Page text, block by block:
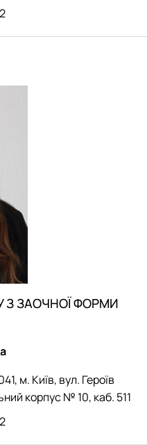
З ЗАОЧНОЇ ФОРМИ
м. Київ, вул. Героїв
корпус № 10, каб. 511